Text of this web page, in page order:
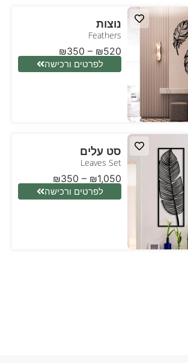
נוצות
Feathers
₪350 – ₪520
לפרטים ורכישה
סט עלים
Leaves Set
₪350 – ₪1,050
לפרטים ורכישה